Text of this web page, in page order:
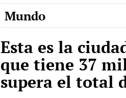
Mundo
Esta es la
que tiene 37
supera el total